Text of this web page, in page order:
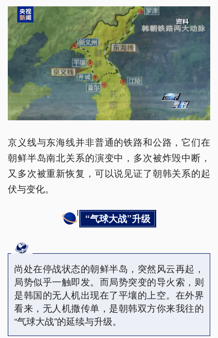
京义线与东海线并非普通的铁路和公路，它们在
朝鲜半岛南北关系的演变中，多次被炸毁中断，
又多次被重新恢复，可以说见证了朝韩关系的起
伏与变化。
“气球大战”升级
尚处在停战状态的朝鲜半岛，突然风云再起，
局势似乎一触即发。而局势突变的导火索，则
是韩国的无人机出现在了平壤的上空。在外界
看来，无人机撒传单，是朝韩双方你来我往的
“气球大战”的延续与升级。